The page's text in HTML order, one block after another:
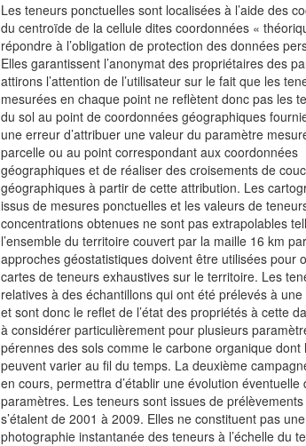
Les teneurs ponctuelles sont localisées à l’aide des
du centroïde de la cellule dites coordonnées «
répondre à l’obligation de protection des données
Elles garantissent l’anonymat des propriétaires des
attirons l’attention de l’utilisateur sur le fait que les
mesurées en chaque point ne reflètent donc pas les
du sol au point de coordonnées géographiques
une erreur d’attribuer une valeur du paramètre
parcelle ou au point correspondant aux coordonnées
géographiques et de réaliser des croisements de
géographiques à partir de cette attribution. Les
issus de mesures ponctuelles et les valeurs de
concentrations obtenues ne sont pas extrapolables
l’ensemble du territoire couvert par la maille 16 km
approches géostatistiques doivent être utilisées pour
cartes de teneurs exhaustives sur le territoire. Les
relatives à des échantillons qui ont été prélevés à
et sont donc le reflet de l’état des propriétés à cette
à considérer particulièrement pour plusieurs
pérennes des sols comme le carbone organique dont
peuvent varier au fil du temps. La deuxième
en cours, permettra d’établir une évolution éventuelle
paramètres. Les teneurs sont issues de
s’étalent de 2001 à 2009. Elles ne constituent pas une
photographie instantanée des teneurs à l’échelle du